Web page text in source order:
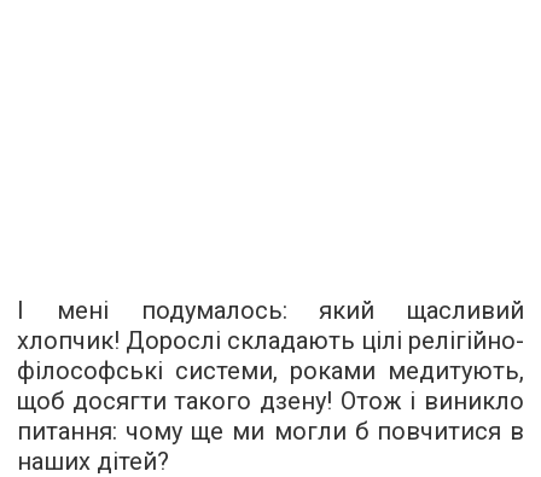
І мені подумалось: який щасливий
хлопчик! Дорослі складають цілі релігійно-
філософські системи, роками медитують,
щоб досягти такого дзену! Отож і виникло
питання: чому ще ми могли б повчитися в
наших дітей?